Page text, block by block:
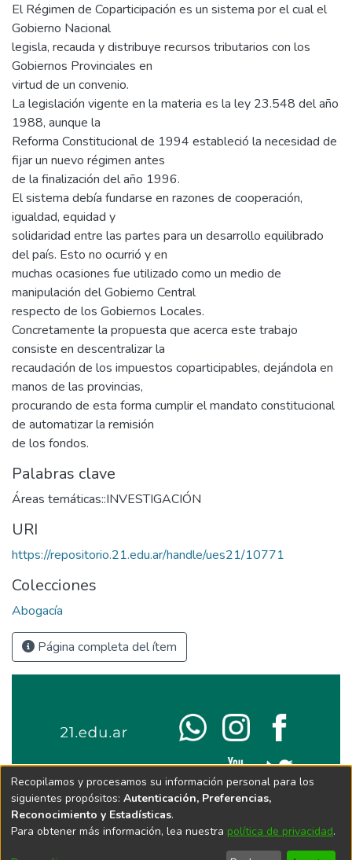
El Régimen de Coparticipación es un sistema por el cual el
Gobierno Nacional
legisla, recauda y distribuye recursos tributarios con los
Gobiernos Provinciales en
virtud de un convenio.
La legislación vigente en la materia es la ley 23.548 del año
1988, aunque la
Reforma Constitucional de 1994 estableció la necesidad de
fijar un nuevo régimen antes
de la finalización del año 1996.
El sistema debía fundarse en razones de cooperación,
igualdad, equidad y
solidaridad entre las partes para un desarrollo equilibrado
del país. Esto no ocurrió y en
muchas ocasiones fue utilizado como un medio de
manipulación del Gobierno Central
respecto de los Gobiernos Locales.
Concretamente la propuesta que acerca este trabajo
consiste en descentralizar la
recaudación de los impuestos coparticipables, dejándola en
manos de las provincias,
procurando de esta forma cumplir el mandato constitucional
de automatizar la remisión
de los fondos.
Palabras clave
Áreas temáticas::INVESTIGACIÓN
URI
https://repositorio.21.edu.ar/handle/ues21/10771
Colecciones
Abogacía
Página completa del ítem
Recopilamos y procesamos su información personal para los
siguientes propósitos: Autenticación, Preferencias,
Reconocimiento y Estadísticas.
Para obtener más información, lea nuestra política de privacidad.